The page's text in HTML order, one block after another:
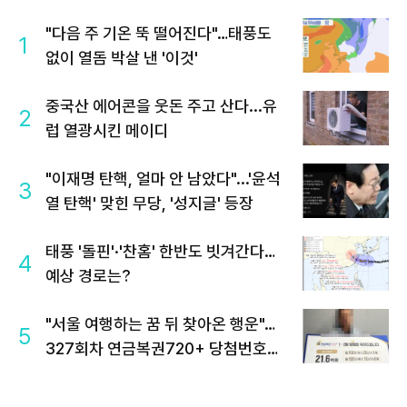
1
"다음 주 기온 뚝 떨어진다"…태풍도
없이 열돔 박살 낸 '이것'
2
중국산 에어콘을 웃돈 주고 산다...유
럽 열광시킨 메이디
3
"이재명 탄핵, 얼마 안 남았다"...'윤석
열 탄핵' 맞힌 무당, '성지글' 등장
4
태풍 '돌핀'·'찬홈' 한반도 빗겨간다…
예상 경로는?
5
"서울 여행하는 꿈 뒤 찾아온 행운"…
327회차 연금복권720+ 당첨번호조